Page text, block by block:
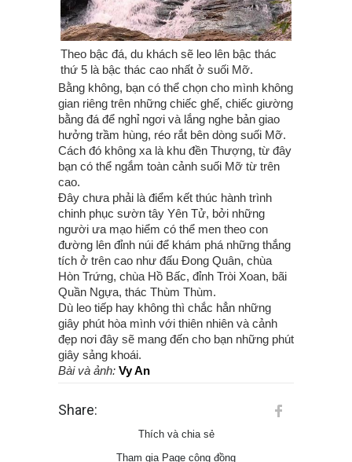
Theo bậc đá, du khách sẽ leo lên bậc thác
thứ 5 là bậc thác cao nhất ở suối Mỡ.
Bằng không, bạn có thể chọn cho mình không
gian riêng trên những chiếc ghế, chiếc giường
bằng đá để nghỉ ngơi và lắng nghe bản giao
hưởng trầm hùng, réo rắt bên dòng suối Mỡ.
Cách đó không xa là khu đền Thượng, từ đây
bạn có thể ngắm toàn cảnh suối Mỡ từ trên
cao.
Đây chưa phải là điểm kết thúc hành trình
chinh phục sườn tây Yên Tử, bởi những
người ưa mạo hiểm có thể men theo con
đường lên đỉnh núi để khám phá những thắng
tích ở trên cao như đấu Đong Quân, chùa
Hòn Trứng, chùa Hồ Bấc, đỉnh Tròi Xoan, bãi
Quần Ngựa, thác Thùm Thùm.
Dù leo tiếp hay không thì chắc hẳn những
giây phút hòa mình với thiên nhiên và cảnh
đẹp nơi đây sẽ mang đến cho bạn những phút
giây sảng khoái.
Bài và ảnh: Vy An
Share:
Thích và chia sẻ
Tham gia Page cộng đồng